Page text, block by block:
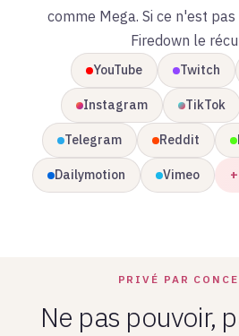
comme Mega. Si ce n'est
Firedown le
YouTube Twitch
Instagram TikTok
Telegram Reddit
Dailymotion Vimeo
PRIVÉ PAR
Ne pas pouvoir,